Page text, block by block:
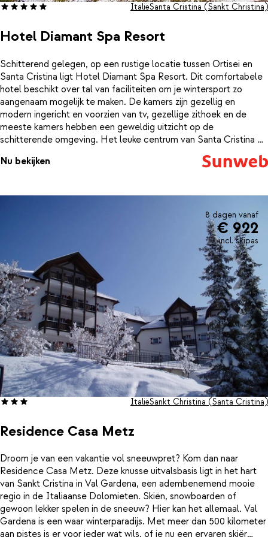
Hotel Diamant Spa Resort
ItaliëSanta Cristina (Sankt Christina)
Schitterend gelegen, op een rustige locatie tussen Ortisei en
Santa Cristina ligt Hotel Diamant Spa Resort. Dit comfortabele
hotel beschikt over tal van faciliteiten om je wintersport zo
aangenaam mogelijk te maken. De kamers zijn gezellig en
modern ingericht en voorzien van tv, gezellige zithoek en de
meeste kamers hebben een geweldig uitzicht op de
schitterende omgeving. Het leuke centrum van Santa Cristina en
brengt je hier in korte tijd naartoe. 's Middags kun je je in het
lekker drankje? Bij de sfeervolle haard in de stube kun je gezellig
zitten en een welverdiend drankje drinken. In het gezellige
restaurant geniet je 's morgens van een healthy buffet met verse
broodjes, lekker beleg, fruitdranken en een speciale vitality
corner. ’s Avonds worden er de meest heerlijke regionale
specialiteiten geserveerd. Dat wordt zeker genieten!
Nu bekijken
8 dagen vanaf
€ 922
incl. skipas
Residence Casa Metz
ItaliëSankt Christina (Santa Cristina)
Droom je van een vakantie vol sneeuwpret? Kom dan naar
Residence Casa Metz. Deze knusse uitvalsbasis ligt in het hart
van Sankt Cristina in Val Gardena, een adembenemend mooie
regio in de Italiaanse Dolomieten. Skiën, snowboarden of
gewoon lekker spelen in de sneeuw? Hier kan het allemaal. Val
Gardena is een waar winterparadijs. Met meer dan 500 kilometer
aan pistes is er voor ieder wat wils, of je nu een ervaren skiër